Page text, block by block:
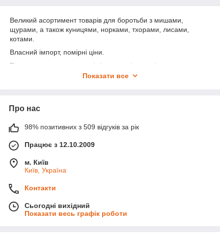
Пастки для комах і липучки
Великий асортимент товарів для боротьби з мишами,
щурами, а також куницями, норками, тхорами, лисами,
котами.
Власний імпорт, помірні ціни.
Пропонуємо ультразвукові відлякувачі гризунів, мишоловки,
щуроловки, дератизаційні станції, живоловки клітки, пастки.
Показати все
Про нас
98% позитивних з 509 відгуків за рік
Працює з 12.10.2009
м. Київ
Київ, Україна
Контакти
Сьогодні вихідний
Показати весь графік роботи